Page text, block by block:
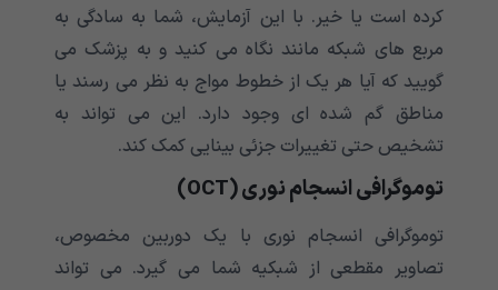
کرده است یا خیر. با این آزمایش، شما به سادگی به
مربع های شبکه مانند نگاه می کنید و به پزشک می
گویید که آیا هر یک از خطوط مواج به نظر می رسند یا
مناطق گم شده ای وجود دارد. این می تواند به
تشخیص حتی تغییرات جزئی بینایی کمک کند.
توموگرافی انسجام نوری (OCT)
توموگرافی انسجام نوری با یک دوربین مخصوص،
تصاویر مقطعی از شبکیه شما می گیرد. می تواند